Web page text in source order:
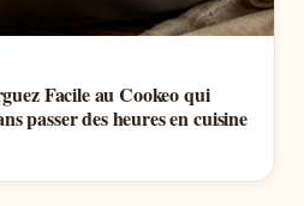
Facile au Cookeo qui
passer des heures en cuisine